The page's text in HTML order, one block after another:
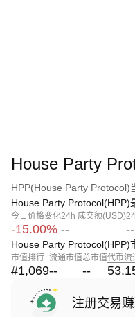
House Party
HPP(House Party Protocol)
House Party Protocol(HPP)
今日价格变化
-15.00%
24h 成交额(USD)
-- --
House Party Protocol(HPP)
市值排行
#1,069
流通市值
--
总市值
--
代币流
注册交易